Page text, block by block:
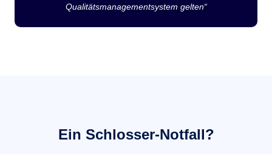
Qualitätsmanagementsystem gelten“
Ein Schlosser-Notfall?